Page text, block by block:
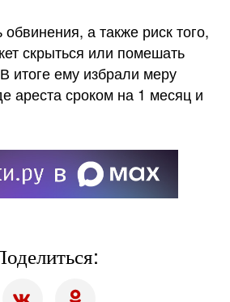
а также риск того,
скрыться или помешать
итоге ему избрали меру
ареста сроком на 1 месяц и